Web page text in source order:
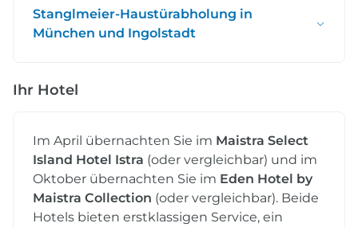
Stanglmeier-Haustürabholung in
München und Ingolstadt
Ihr Hotel
Im April übernachten Sie im Maistra Select
Island Hotel Istra (oder vergleichbar) und im
Oktober übernachten Sie im Eden Hotel by
Maistra Collection (oder vergleichbar). Beide
Hotels bieten erstklassigen Service, ein